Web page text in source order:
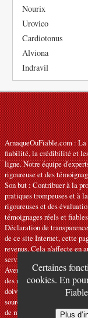
Certaines
cookies. En
Plus
Nourix
Urovico
Cardiotonus
Alviona
Indravil
ArnaqueOuFiable.com :
fiabilité, la crédibilité et
ligne. Notre équipe
rigoureuse et des
Son but : Contribuer à la
pratiques trompeuses et à
rigoureuses et des
témoignages réels et
Déclaration de
de ce site Internet, cette
revenus. Cela n'affecte en
service.
Avertissements : Nos
des recommandations
doivent être confirmées
source officielle
de mauvaise utilisation. Si